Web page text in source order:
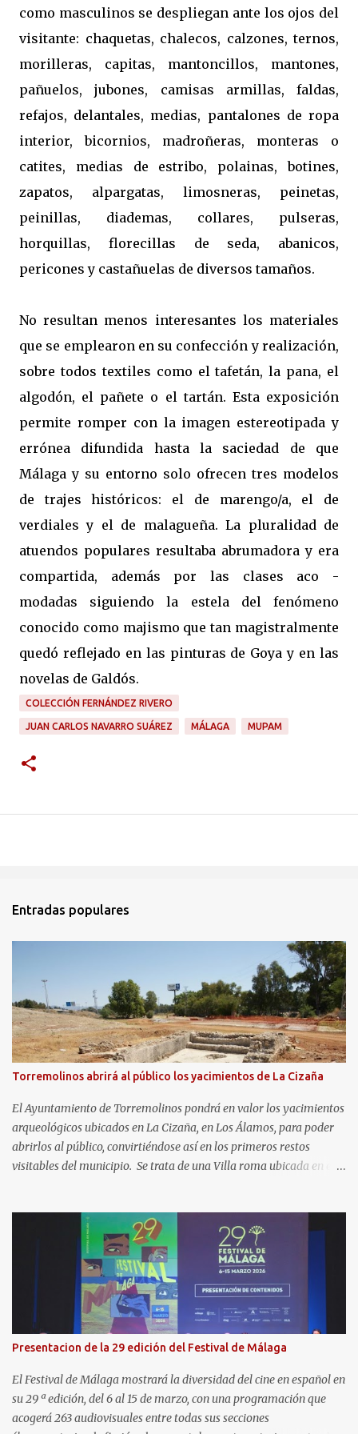
como masculinos se despliegan ante los ojos del
visitante: chaquetas, chalecos, calzones, ternos,
morilleras, capitas, mantoncillos, mantones,
pañuelos, jubones, camisas armillas, faldas,
refajos, delantales, medias, pantalones de ropa
interior, bicornios, madroñeras, monteras o
catites, medias de estribo, polainas, botines,
zapatos, alpargatas, limosneras, peinetas,
peinillas, diademas, collares, pulseras,
horquillas, florecillas de seda, abanicos,
pericones y castañuelas de diversos tamaños.
No resultan menos interesantes los materiales
que se emplearon en su confección y realización,
sobre todos textiles como el tafetán, la pana, el
algodón, el pañete o el tartán. Esta exposición
permite romper con la imagen estereotipada y
errónea difundida hasta la saciedad de que
Málaga y su entorno solo ofrecen tres modelos
de trajes históricos: el de marengo/a, el de
verdiales y el de malagueña. La pluralidad de
atuendos populares resultaba abrumadora y era
compartida, además por las clases aco -
modadas siguiendo la estela del fenómeno
conocido como majismo que tan magistralmente
quedó reflejado en las pinturas de Goya y en las
novelas de Galdós.
COLECCIÓN FERNÁNDEZ RIVERO
JUAN CARLOS NAVARRO SUÁREZ MÁLAGA MUPAM
Entradas populares
Torremolinos abrirá al público los yacimientos de La Cizaña
El Ayuntamiento de Torremolinos pondrá en valor los yacimientos
arqueológicos ubicados en La Cizaña, en Los Álamos, para poder
abrirlos al público, convirtiéndose así en los primeros restos
visitables del municipio. Se trata de una Villa roma ubicada en el
entre el s. I a.C. al III d.C., en el asentamiento costero se identifican
áreas residenciales, un área termal, un centro productor alfarero
que cuenta con varios hornos y un gran almacén, instalaciones de
carácter industrial y comercial, dedicadas especialmente al
salazón, y otros elementos complementarios. Todo ello se
encuentra protegido para su conservación desde el año 2016, en el
marco del proyecto de urbanización de una de las parcelas. Así,
una vez finalicen las labores de edificación en la que se encuentran
inmersa la urbanización, comenzarán las tareas de
acondicionamiento y puesta en...
Presentacion de la 29 edición del Festival de Málaga
El Festival de Málaga mostrará la diversidad del cine en español en
su 29 ª edición, del 6 al 15 de marzo, con una programación que
acogerá 263 audiovisuales entre todas sus secciones